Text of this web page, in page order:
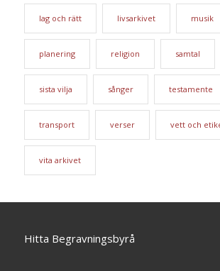
lag och rätt livsarkivet musik
planering religion samtal
sista vilja sånger testamente
transport verser vett och
vita arkivet
Hitta Begravningsbyrå